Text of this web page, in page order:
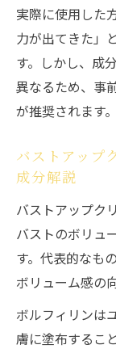
実際に使用した
力が出てきた」
す。しかし、成
異なるため、事
が推奨されます。
バストアップ
成分解説
バストアップク
バストのボリュ
す。代表的なも
ボリューム感の
ボルフィリンは
膚に塗布するこ